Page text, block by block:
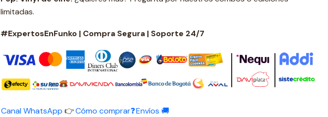
limitadas.
#ExpertosEnFunko | Compra Segura | Soporte 24/7
Canal WhatsApp 👉Cómo comprar❓Envíos 🚚